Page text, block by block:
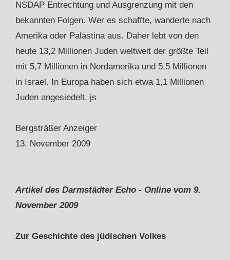
NSDAP Entrechtung und Ausgrenzung mit den
bekannten Folgen. Wer es schaffte, wanderte nach
Amerika oder Palästina aus. Daher lebt von den
heute 13,2 Millionen Juden weltweit der größte Teil
mit 5,7 Millionen in Nordamerika und 5,5 Millionen
in Israel. In Europa haben sich etwa 1,1 Millionen
Juden angesiedelt. js
Bergsträßer Anzeiger
13. November 2009
Artikel des Darmstädter Echo - Online vom 9.
November 2009
Zur Geschichte des jüdischen Volkes